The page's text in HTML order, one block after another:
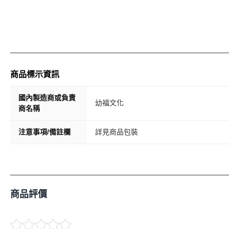
商品標示資訊
國內製造商或負責
商名稱
幼福文化
注意事項/備註欄 詳見商品包裝
商品評價